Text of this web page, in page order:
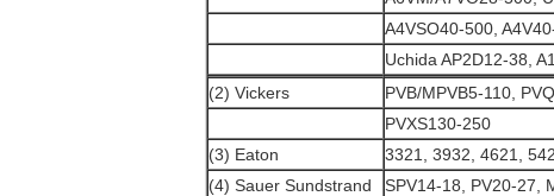
A4VSO40-500,
Uchida AP2D12-38,
(2) Vickers
PVB/MPVB5-110,
PVXS130-250
(3) Eaton
3321, 3932, 4621,
(4) Sauer Sundstrand
SPV14-18, PV20-27,